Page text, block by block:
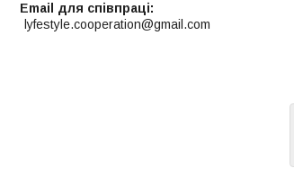
Email для співпраці
lyfestyle.cooperation@gmail.com